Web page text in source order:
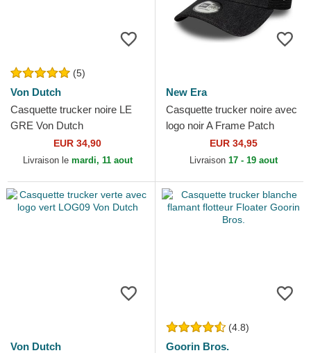
(5)
Von Dutch
Casquette trucker noire LE
GRE Von Dutch
EUR 34,90
Livraison le mardi, 11 aout
New Era
Casquette trucker noire avec
logo noir A Frame Patch
Denim New Era
EUR 34,95
Livraison 17 - 19 aout
Von Dutch
(4.8)
Goorin Bros.